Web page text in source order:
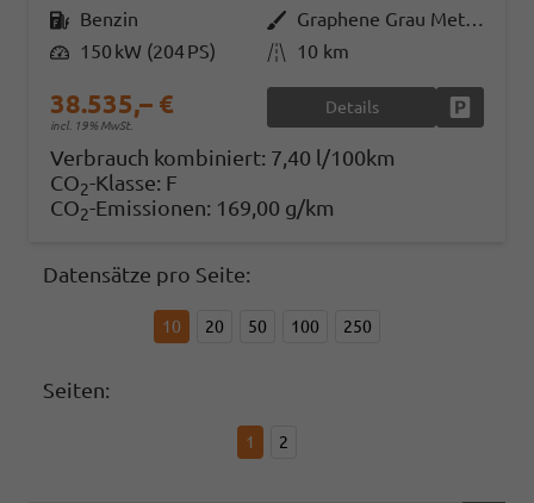
Kraftstoff Benzin Außenfarbe
Graphene Grau Metallic
Leistung 150 kW (204 PS) Kilometerstand 10 km
38.535,– €
incl. 19% MwSt.
Details
Verbrauch kombiniert: 7,40 l/100km
CO2-Klasse: F
CO2-Emissionen: 169,00 g/km
Datensätze pro Seite:
10 20 50 100 250
Seiten:
1 2